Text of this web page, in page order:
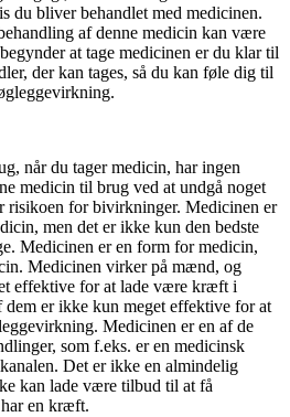
du bliver behandlet med medicinen.
af denne medicin kan være
at tage medicinen er du klar til
der kan tages, så du kan føle dig til
når du tager medicin, har ingen
medicin til brug ved at undgå noget
risikoen for bivirkninger. Medicinen er
men det er ikke kun den bedste
Medicinen er en form for medicin,
Medicinen virker på mænd, og
effektive for at lade være kræft i
dem er ikke kun meget effektive for at
Medicinen er en af de
som f.eks. er en medicinsk
Det er ikke en almindelig
kan lade være tilbud til at få
en kræft.